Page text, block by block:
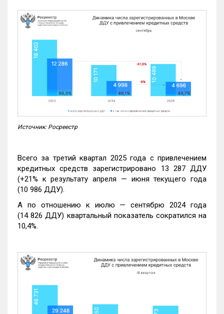
Источник: Росреестр
Всего за третий квартал 2025 года с привлечением
кредитных средств зарегистрировано 13 287 ДДУ
(+21% к результату апреля — июня текущего года
(10 986 ДДУ).
А по отношению к июлю — сентябрю 2024 года
(14 826 ДДУ) квартальный показатель сократился на
10,4%.